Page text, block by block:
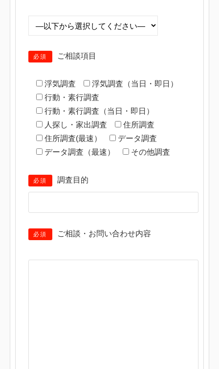
必須 ご相談項目
浮気調査
浮気調査（当日・即日）
行動・素行調査
行動・素行調査（当日・即日）
人探し・家出調査
住所調査
住所調査(最速）
データ調査
データ調査（最速）
その他調査
必須 調査目的
必須 ご相談・お問い合わせ内容